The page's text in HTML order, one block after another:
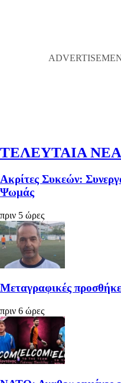
ΤΕΛΕΥΤΑΙΑ ΝΕΑ
Ακρίτες Συκεών:
Ψωμάς
πριν 5 ώρες
Μεταγραφικές
πριν 6 ώρες